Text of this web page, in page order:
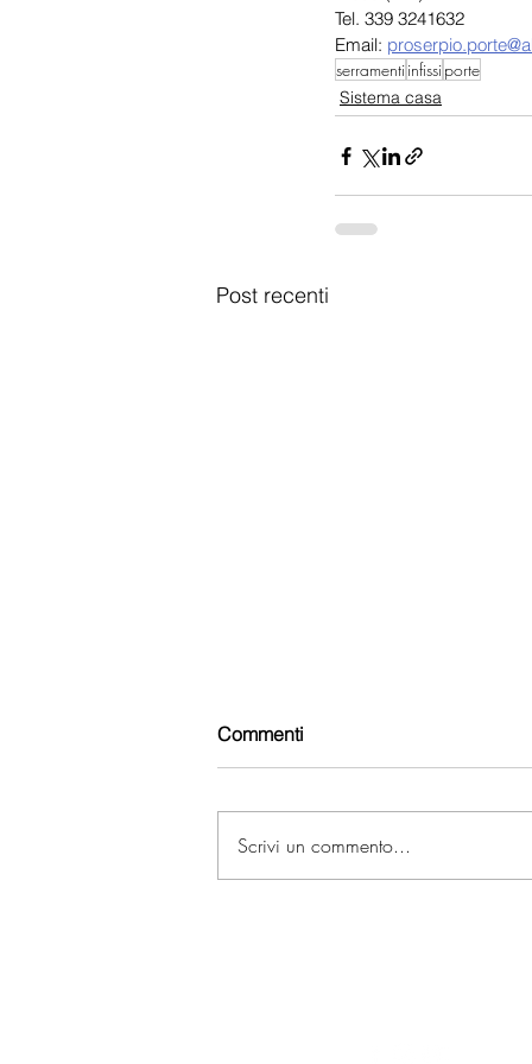
Tel. 339 3241632
Email:
serramentiinfissiporte
Sistema casa
Post recenti
Commenti
Scrivi un commento...